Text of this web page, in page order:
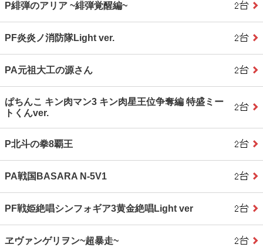
P緋弾のアリア ~緋弾覚醒編~
PF炎炎ノ消防隊Light ver.
PA元祖大工の源さん
ぱちんこ キン肉マン3 キン肉星王位争奪編 特盛ミー
トくんver.
P北斗の拳8覇王
PA戦国BASARA N‐5V1
PF戦姫絶唱シンフォギア3黄金絶唱Light ver
ヱヴァンゲリヲン~超暴走~